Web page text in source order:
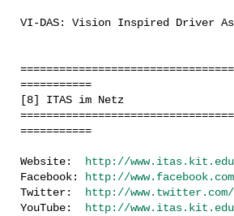
VI-DAS: Vision Inspired Driver
===========
[8] ITAS im Netz
===========
Website: http://www.itas.kit.edu
Facebook: http://
Twitter: http://www.twitter.com/
YouTube: http://